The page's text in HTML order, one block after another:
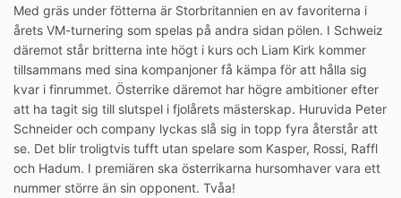
Med gräs under fötterna är Storbritannien en av favoriterna i
årets VM-turnering som spelas på andra sidan pölen. I Schweiz
däremot står britterna inte högt i kurs och Liam Kirk kommer
tillsammans med sina kompanjoner få kämpa för att hålla sig
kvar i finrummet. Österrike däremot har högre ambitioner efter
att ha tagit sig till slutspel i fjolårets mästerskap. Huruvida Peter
Schneider och company lyckas slå sig in topp fyra återstår att
se. Det blir troligtvis tufft utan spelare som Kasper, Rossi, Raffl
och Hadum. I premiären ska österrikarna hursomhaver vara ett
nummer större än sin opponent. Tvåa!